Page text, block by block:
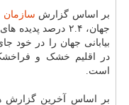
بر اساس گزارش سازمان
است.